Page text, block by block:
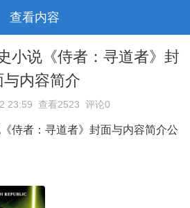
查看内容
小说《侍者：寻道者》封
与内容简介
23:59 查看2523 评论0
侍者：寻道者》封面与内容简介公